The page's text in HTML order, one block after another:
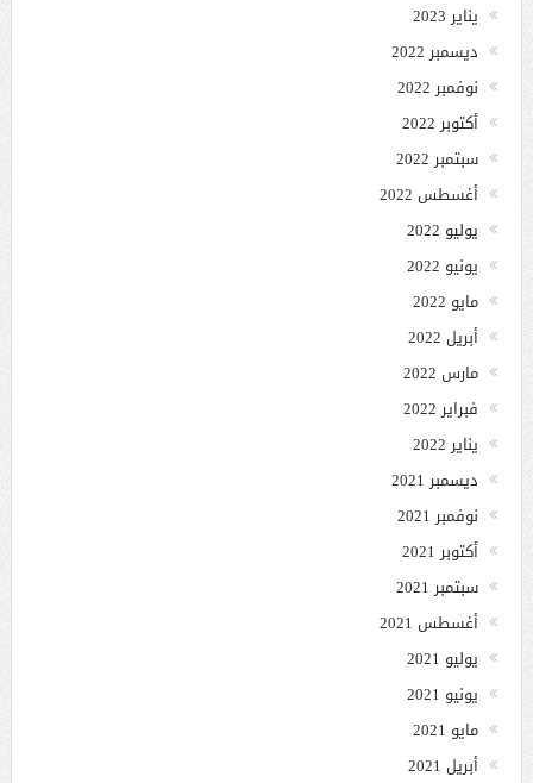
يناير 2023
ديسمبر 2022
نوفمبر 2022
أكتوبر 2022
سبتمبر 2022
أغسطس 2022
يوليو 2022
يونيو 2022
مايو 2022
أبريل 2022
مارس 2022
فبراير 2022
يناير 2022
ديسمبر 2021
نوفمبر 2021
أكتوبر 2021
سبتمبر 2021
أغسطس 2021
يوليو 2021
يونيو 2021
مايو 2021
أبريل 2021